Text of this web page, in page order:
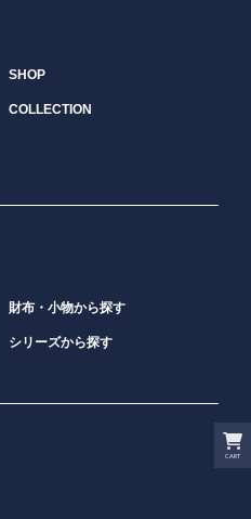
CART
SHOP
COLLECTION
財布・小物から探す
シリーズから探す